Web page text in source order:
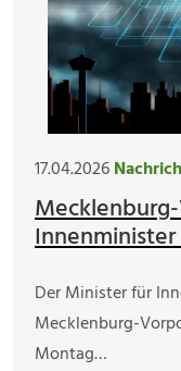
17.04.2026
Innenminister
Der Minister für
Mecklenburg-
Montag…